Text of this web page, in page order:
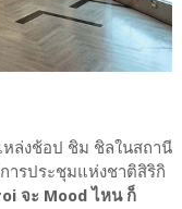
ล่งช้อป ชิม ชิลในสถานี
ารประชุมแห่งชาติสิริกิ
จะ Mood ไหน ก็